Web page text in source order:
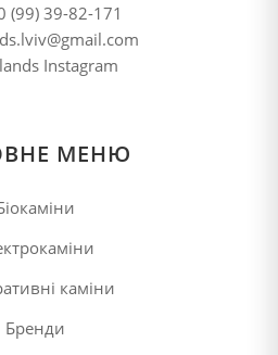
(99) 39-82-171
Instagram
МЕНЮ
каміни
Бренди